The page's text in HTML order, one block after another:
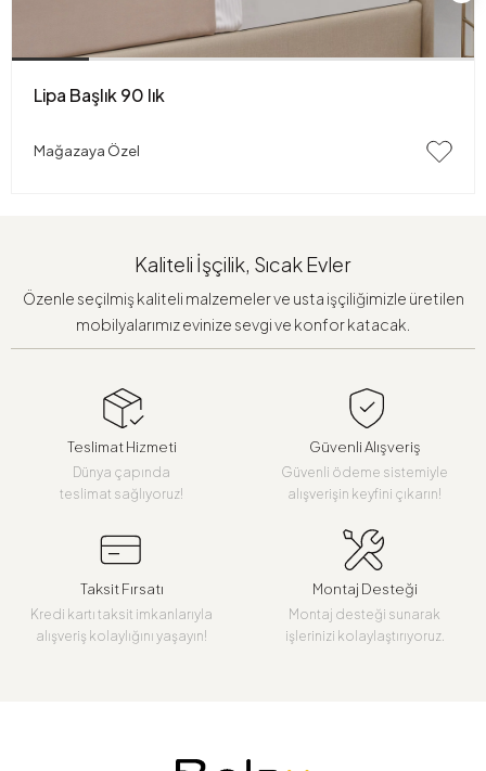
Lipa Başlık 90 lık
Mağazaya Özel
Kaliteli İşçilik, Sıcak Evler
Özenle seçilmiş kaliteli malzemeler ve usta işçiliğimizle üretilen
mobilyalarımız evinize sevgi ve konfor katacak.
Teslimat Hizmeti
Dünya çapında
teslimat sağlıyoruz!
Güvenli Alışveriş
Güvenli ödeme sistemiyle
alışverişin keyfini çıkarın!
Taksit Fırsatı
Kredi kartı taksit imkanlarıyla
alışveriş kolaylığını yaşayın!
Montaj Desteği
Montaj desteği sunarak
işlerinizi kolaylaştırıyoruz.